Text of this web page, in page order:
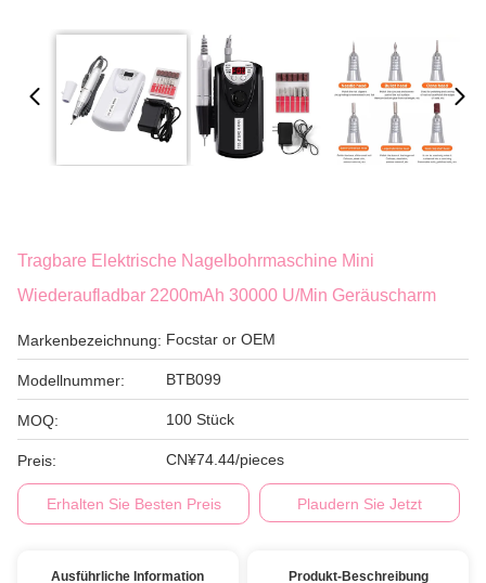
Tragbare Elektrische Nagelbohrmaschine Mini
Wiederaufladbar 2200mAh 30000 U/min Geräuscharm
Markenbezeichnung: Focstar or OEM
Modellnummer: BTB099
MOQ: 100 Stück
Preis: CN¥74.44/pieces
Erhalten Sie Besten Preis Plaudern Sie Jetzt
Ausführliche Information Produkt-Beschreibung